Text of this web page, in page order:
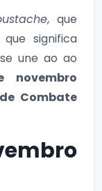
, que
que significa
une ao ao
novembro
Combate